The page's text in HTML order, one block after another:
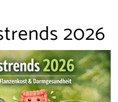
2026